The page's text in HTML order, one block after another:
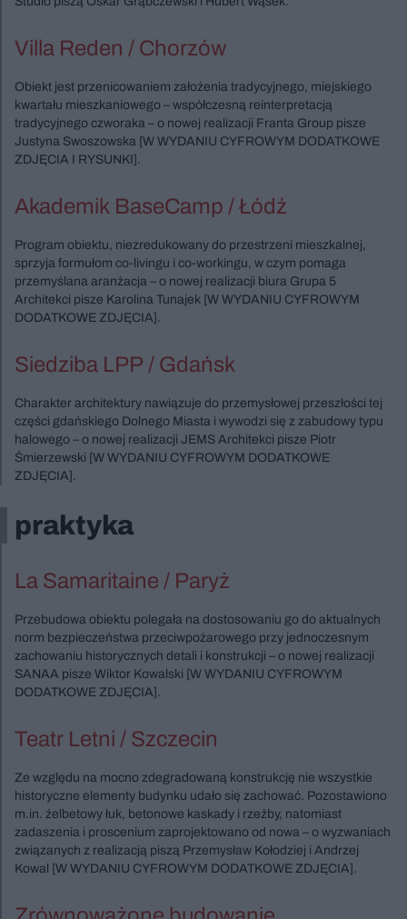
Villa Reden / Chorzów
Obiekt jest przenicowaniem założenia tradycyjnego, miejskiego
kwartału mieszkaniowego – współczesną reinterpretacją
tradycyjnego czworaka – o nowej realizacji Franta Group pisze
Justyna Swoszowska [W WYDANIU CYFROWYM DODATKOWE
ZDJĘCIA I RYSUNKI].
Akademik BaseCamp / Łódź
Program obiektu, niezredukowany do przestrzeni mieszkalnej,
sprzyja formułom co-livingu i co-workingu, w czym pomaga
przemyślana aranżacja – o nowej realizacji biura Grupa 5
Architekci pisze Karolina Tunajek [W WYDANIU CYFROWYM
DODATKOWE ZDJĘCIA].
Siedziba LPP / Gdańsk
Charakter architektury nawiązuje do przemysłowej przeszłości tej
części gdańskiego Dolnego Miasta i wywodzi się z zabudowy typu
halowego – o nowej realizacji JEMS Architekci pisze Piotr
Śmierzewski [W WYDANIU CYFROWYM DODATKOWE
ZDJĘCIA].
praktyka
La Samaritaine / Paryż
Przebudowa obiektu polegała na dostosowaniu go do aktualnych
norm bezpieczeństwa przeciwpożarowego przy jednoczesnym
zachowaniu historycznych detali i konstrukcji – o nowej realizacji
SANAA pisze Wiktor Kowalski [W WYDANIU CYFROWYM
DODATKOWE ZDJĘCIA].
Teatr Letni / Szczecin
Ze względu na mocno zdegradowaną konstrukcję nie wszystkie
historyczne elementy budynku udało się zachować. Pozostawiono
m.in. żelbetowy łuk, betonowe kaskady i rzeźby, natomiast
zadaszenia i proscenium zaprojektowano od nowa – o wyzwaniach
związanych z realizacją piszą Przemysław Kołodziej i Andrzej
Kowal [W WYDANIU CYFROWYM DODATKOWE ZDJĘCIA].